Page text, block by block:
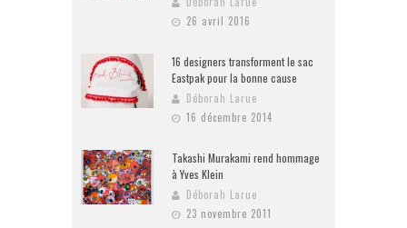
26 avril 2016
16 designers transforment le sac
Eastpak pour la bonne cause
Déborah Larue
16 décembre 2014
Takashi Murakami rend hommage
à Yves Klein
Déborah Larue
23 novembre 2011